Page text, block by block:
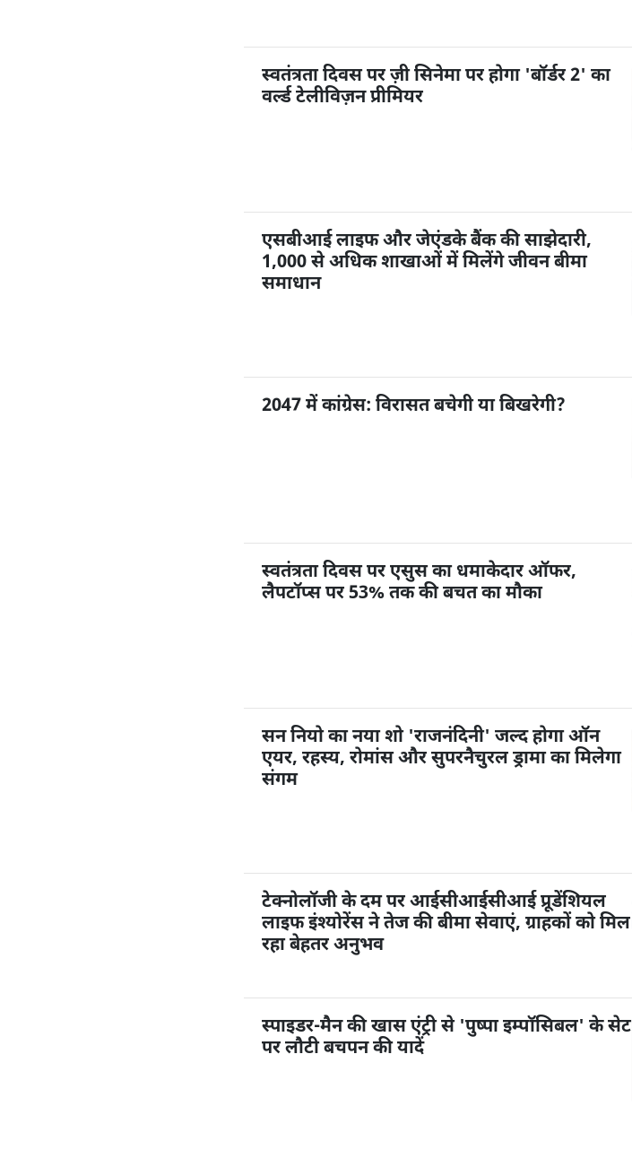
स्वतंत्रता दिवस पर ज़ी सिनेमा पर होगा 'बॉर्डर 2' का
वर्ल्ड टेलीविज़न प्रीमियर
एसबीआई लाइफ और जेएंडके बैंक की साझेदारी,
1,000 से अधिक शाखाओं में मिलेंगे जीवन बीमा
समाधान
2047 में कांग्रेस: विरासत बचेगी या बिखरेगी?
स्वतंत्रता दिवस पर एसुस का धमाकेदार ऑफर,
लैपटॉप्स पर 53% तक की बचत का मौका
सन नियो का नया शो 'राजनंदिनी' जल्द होगा ऑन
एयर, रहस्य, रोमांस और सुपरनैचुरल ड्रामा का मिलेगा
संगम
टेक्नोलॉजी के दम पर आईसीआईसीआई प्रूडेंशियल
लाइफ इंश्योरेंस ने तेज की बीमा सेवाएं, ग्राहकों को मिल
रहा बेहतर अनुभव
स्पाइडर-मैन की खास एंट्री से 'पुष्पा इम्पॉसिबल' के सेट
पर लौटी बचपन की यादें